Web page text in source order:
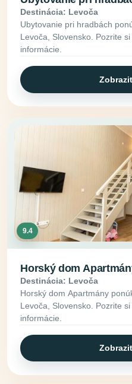
Destinácia: Levoča
Ubytovanie pri hradbách
Levoča, Slovensko. Pozrite
informácie.
9.4
Horský dom
Destinácia: Levoča
Horský dom Apartmány
Levoča, Slovensko. Pozrite
informácie.